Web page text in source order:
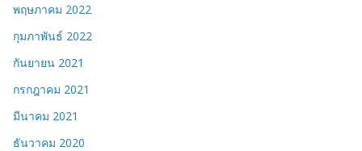
พฤษภาคม 2022
กุมภาพันธ์ 2022
กันยายน 2021
กรกฎาคม 2021
มีนาคม 2021
ธันวาคม 2020